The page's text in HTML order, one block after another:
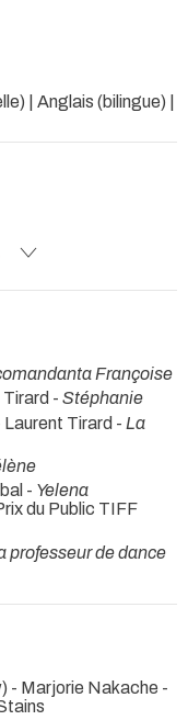
| Anglais (bilingue) |
Françoise
- Stéphanie
Laurent Tirard - La
- Yelena
du Public TIFF
professeur de dance
- Marjorie Nakache -